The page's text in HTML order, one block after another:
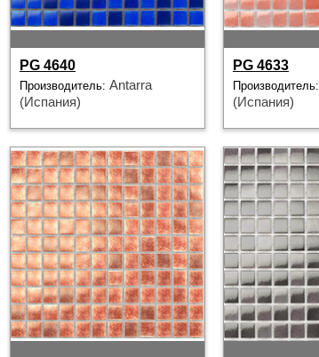
PG 4640
Производитель: Antarra
(Испания)
PG 4633
Производитель:
(Испания)